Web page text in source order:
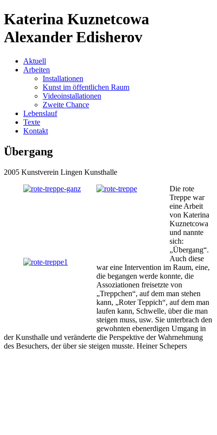
Katerina Kuznetcowa
Alexander Edisherov
Aktuell
Arbeiten
Installationen
Kunst im öffentlichen Raum
Videoinstallationen
Zweite Chance
Lebenslauf
Texte
Kontakt
Übergang
2005 Kunstverein Lingen Kunsthalle
Die rote
Treppe war
eine Arbeit
von Katerina
Kuznetcowa
und nannte
sich:
„Übergang“.
Auch diese
war eine Intervention im Raum, eine,
die begangen werde konnte, die
Assoziationen freisetzte von
„Treppchen“, auf dem man stehen
kann, „Roter Teppich“, auf dem man
laufen kann, Schwelle, über die man
steigen muss, usw. Sie unterbrach den
gewohnten ebenerdigen Umgang in
der Kunsthalle und veränderte die Perspektive der Wahrnehmung
des Besuchers, der über sie steigen musste. Heiner Schepers